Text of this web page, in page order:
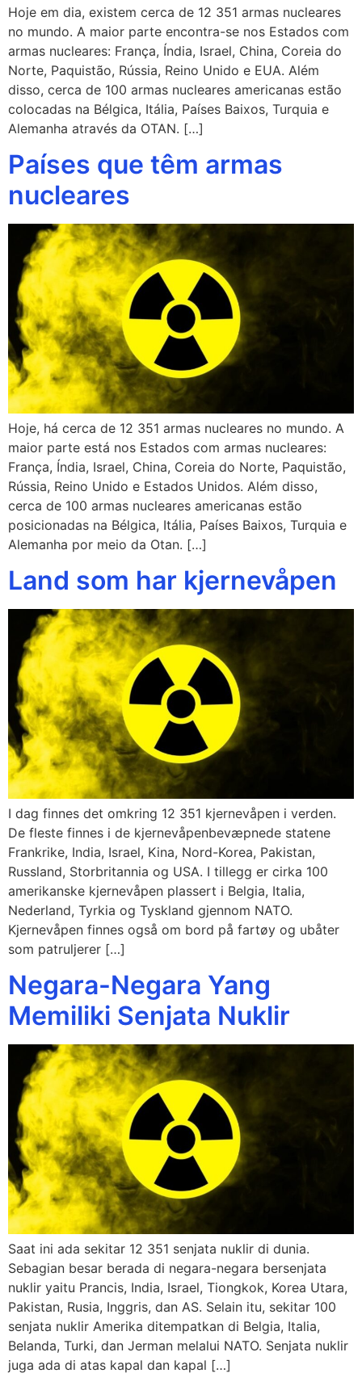
Hoje em dia, existem cerca de 12 351 armas nucleares
no mundo. A maior parte encontra-se nos Estados com
armas nucleares: França, Índia, Israel, China, Coreia do
Norte, Paquistão, Rússia, Reino Unido e EUA. Além
disso, cerca de 100 armas nucleares americanas estão
colocadas na Bélgica, Itália, Países Baixos, Turquia e
Alemanha através da OTAN. […]
Países que têm armas
nucleares
Hoje, há cerca de 12 351 armas nucleares no mundo. A
maior parte está nos Estados com armas nucleares:
França, Índia, Israel, China, Coreia do Norte, Paquistão,
Rússia, Reino Unido e Estados Unidos. Além disso,
cerca de 100 armas nucleares americanas estão
posicionadas na Bélgica, Itália, Países Baixos, Turquia e
Alemanha por meio da Otan. […]
Land som har kjernevåpen
I dag finnes det omkring 12 351 kjernevåpen i verden.
De fleste finnes i de kjernevåpenbevæpnede statene
Frankrike, India, Israel, Kina, Nord-Korea, Pakistan,
Russland, Storbritannia og USA. I tillegg er cirka 100
amerikanske kjernevåpen plassert i Belgia, Italia,
Nederland, Tyrkia og Tyskland gjennom NATO.
Kjernevåpen finnes også om bord på fartøy og ubåter
som patruljerer […]
Negara-Negara Yang
Memiliki Senjata Nuklir
Saat ini ada sekitar 12 351 senjata nuklir di dunia.
Sebagian besar berada di negara-negara bersenjata
nuklir yaitu Prancis, India, Israel, Tiongkok, Korea Utara,
Pakistan, Rusia, Inggris, dan AS. Selain itu, sekitar 100
senjata nuklir Amerika ditempatkan di Belgia, Italia,
Belanda, Turki, dan Jerman melalui NATO. Senjata nuklir
juga ada di atas kapal dan kapal […]